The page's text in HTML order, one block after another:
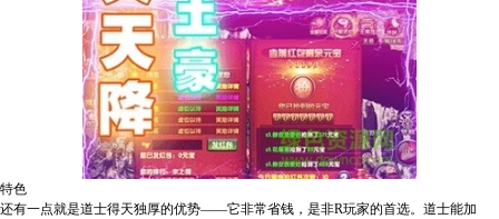
特色
还有一点就是道士得天独厚的优势——它非常省钱，是非R玩家的首选。道士能加